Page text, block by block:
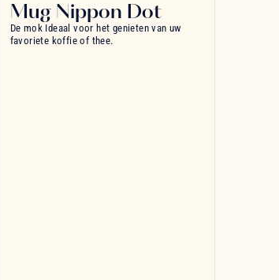
Mug Nippon Dot
De mok Ideaal voor het genieten van uw
favoriete koffie of thee.